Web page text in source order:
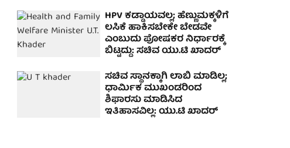
HPV ಕಡ್ಡಾಯವಲ್ಲ; ಹೆಣ್ಣುಮಕ್ಕಳಿಗೆ
ಲಸಿಕೆ ಹಾಕಿಸಬೇಕೇ ಬೇಡವೇ
ಎಂಬುದು ಪೋಷಕರ ನಿರ್ಧಾರಕ್ಕೆ
ಬಿಟ್ಟದ್ದು: ಸಚಿವ ಯು.ಟಿ ಖಾದರ್
ಸಚಿವ ಸ್ಥಾನಕ್ಕಾಗಿ ಲಾಬಿ ಮಾಡಿಲ್ಲ;
ಧಾರ್ಮಿಕ ಮುಖಂಡರಿಂದ
ಶಿಫಾರಸು ಮಾಡಿಸಿದ
ಇತಿಹಾಸವಿಲ್ಲ: ಯು.ಟಿ ಖಾದರ್